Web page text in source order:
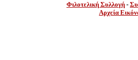
Φιλοτελική Συλλογή -
Αρχεία